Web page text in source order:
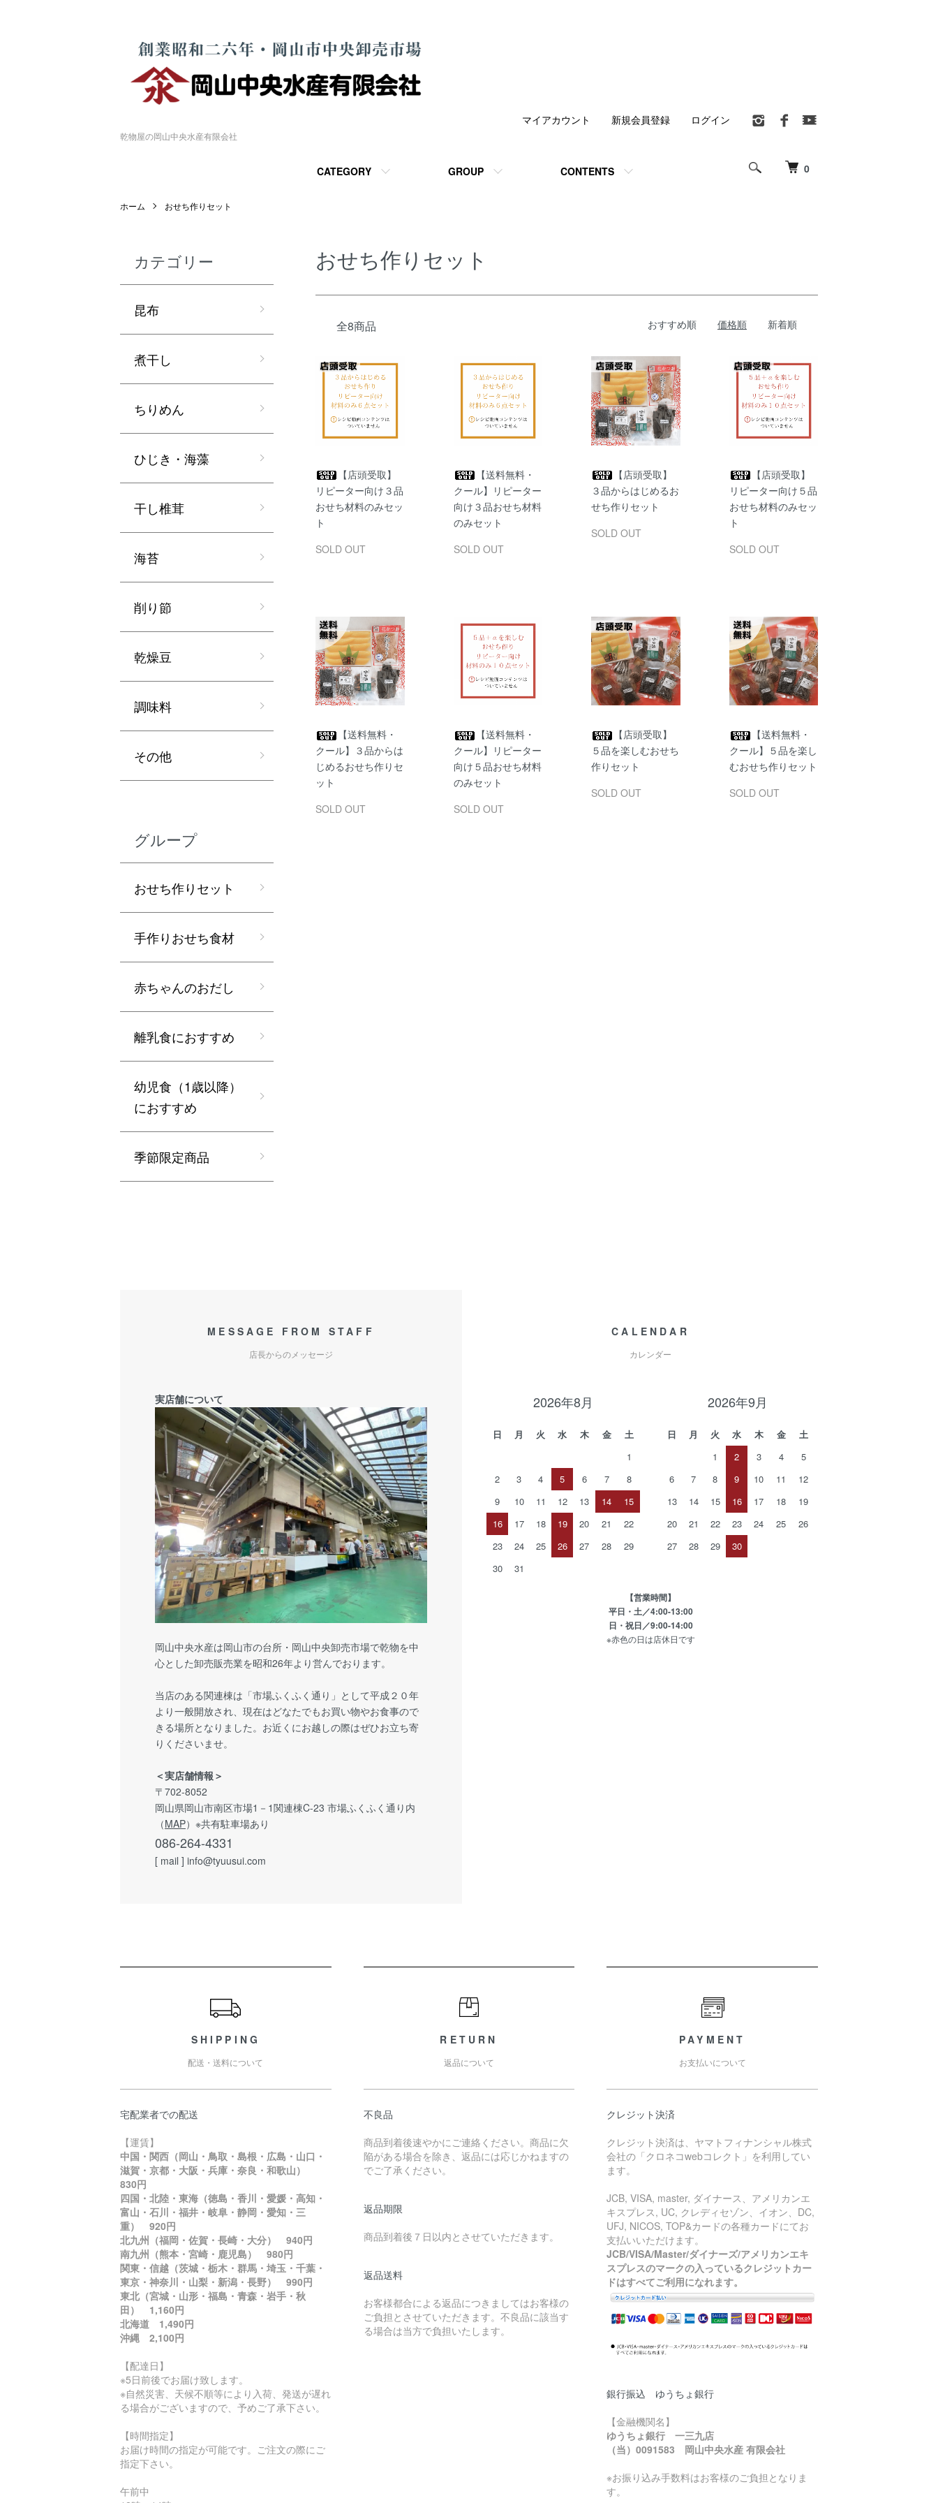
乾物屋の岡山中央水産有限会社
0
CATEGORY GROUP CONTENTS
マイアカウント 新規会員登録 ログイン
ホーム おせち作りセット
おせち作りセット
全8商品 おすすめ順 価格順 新着順
【店頭受取】
リピーター向け３品
おせち材料のみセッ
ト
SOLD OUT
【送料無料・
クール】リピーター
向け３品おせち材料
のみセット
SOLD OUT
【店頭受取】
３品からはじめるお
せち作りセット
SOLD OUT
【店頭受取】
リピーター向け５品
おせち材料のみセッ
ト
SOLD OUT
【送料無料・
クール】３品からは
じめるおせち作りセ
ット
SOLD OUT
【送料無料・
クール】リピーター
向け５品おせち材料
のみセット
SOLD OUT
【店頭受取】
５品を楽しむおせち
作りセット
SOLD OUT
【送料無料・
クール】５品を楽し
むおせち作りセット
SOLD OUT
カテゴリー
昆布
煮干し
ちりめん
ひじき・海藻
干し椎茸
海苔
削り節
乾燥豆
調味料
その他
グループ
おせち作りセット
手作りおせち食材
赤ちゃんのおだし
離乳食におすすめ
幼児食（1歳以降）
におすすめ
季節限定商品
MESSAGE FROM STAFF
店長からのメッセージ
実店舗について
岡山中央水産は岡山市の台所・岡山中央卸売市場で乾物を中
心とした卸売販売業を昭和26年より営んでおります。
当店のある関連棟は「市場ふくふく通り」として平成２０年
より一般開放され、現在はどなたでもお買い物やお食事ので
きる場所となりました。お近くにお越しの際はぜひお立ち寄
りくださいませ。
＜実店舗情報＞
〒702-8052
岡山県岡山市南区市場1－1関連棟C-23 市場ふくふく通り内
（MAP）※共有駐車場あり
086-264-4331
[ mail ] info@tyuusui.com
CALENDAR
カレンダー
2026年8月
日 月 火 水 木 金
土
1
2
3 4 5 6 7
8
9
10 11 12 13 14
15
16
17 18 19 20 21
22
23
24 25 26 27 28
29
30
31
2026年9月
日 月 火 水 木 金
土
1
2 3 4
5
6
7 8 9 10 11
12
13
14 15 16 17 18
19
20
21 22 23 24 25
26
27
28 29 30
【営業時間】
平日・土／4:00-13:00
日・祝日／9:00-14:00
※赤色の日は店休日です
SHIPPING
配送・送料について
宅配業者での配送
【運賃】
中国・関西（岡山・鳥取・島根・広島・山口・
滋賀・京都・大阪・兵庫・奈良・和歌山）
830円
四国・北陸・東海（徳島・香川・愛媛・高知・
富山・石川・福井・岐阜・静岡・愛知・三
重） 920円
北九州（福岡・佐賀・長崎・大分） 940円
南九州（熊本・宮崎・鹿児島） 980円
関東・信越（茨城・栃木・群馬・埼玉・千葉・
東京・神奈川・山梨・新潟・長野） 990円
東北（宮城・山形・福島・青森・岩手・秋
田） 1,160円
北海道 1,490円
沖縄 2,100円
【配達日】
※5日前後でお届け致します。
※自然災害、天候不順等により入荷、発送が遅れ
る場合がございますので、予めご了承下さい。
【時間指定】
お届け時間の指定が可能です。ご注文の際にご
指定下さい。
午前中
RETURN
返品について
不良品
商品到着後速やかにご連絡ください。商品に欠
陥がある場合を除き、返品には応じかねますの
でご了承ください。
返品期限
商品到着後７日以内とさせていただきます。
返品送料
お客様都合による返品につきましてはお客様の
ご負担とさせていただきます。不良品に該当す
る場合は当方で負担いたします。
PAYMENT
お支払いについて
クレジット決済
クレジット決済は、ヤマトフィナンシャル株式
会社の「クロネコwebコレクト」を利用してい
ます。
JCB, VISA, master, ダイナース、アメリカンエ
キスプレス, UC, クレディセゾン、イオン、DC,
UFJ, NICOS, TOP&カードの各種カードにてお
支払いいただけます。
JCB/VISA/Master/ダイナーズ/アメリカンエキ
スプレスのマークの入っているクレジットカー
ドはすべてご利用になれます。
銀行振込 ゆうちょ銀行
【金融機関名】
ゆうちょ銀行 一三九店
（当）0091583 岡山中央水産 有限会社
※お振り込み手数料はお客様のご負担となりま
す。